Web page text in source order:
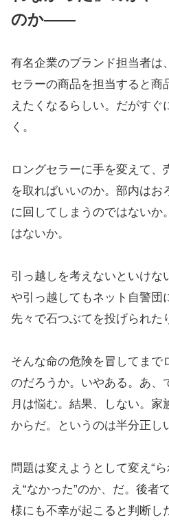
のか――
有名企業のブランド担当者は
セラーの商品を担当すると商
えたくなるらしい。だがすぐ
く。
ロングセラーに手を変えて、
を取ればいいのか。部内はお
に回してしまうのではないか
はないか。
引っ越しを考えないといけな
や引っ越してもネット自警団
先々で石つぶてを投げられた
そんな命の危険を冒してまで
のだろうか。いやある。あ
月は悩む。結果、しない。家
からだ。というのは半分正し
問題は変えようとして変え“
え“なかった”のか、だ。後者
様にも不幸が起こると判断し